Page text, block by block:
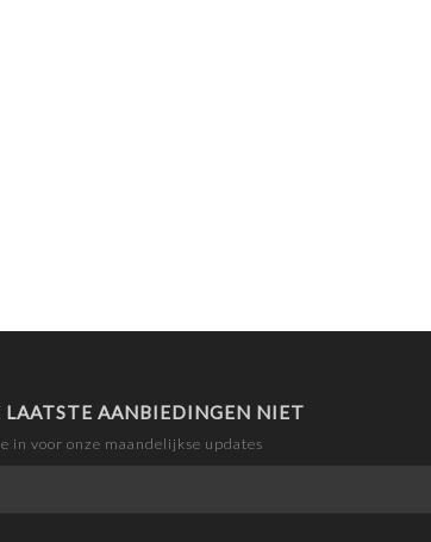
LAATSTE AANBIEDINGEN NIET
in voor onze maandelijkse updates